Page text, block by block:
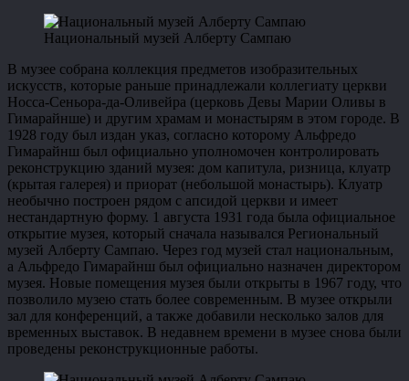
Национальный музей Алберту Сампаю
В музее собрана коллекция предметов изобразительных
искусств, которые раньше принадлежали коллегиату церкви
Носса-Сеньора-да-Оливейра (церковь Девы Марии Оливы в
Гимарайнше) и другим храмам и монастырям в этом городе. В
1928 году был издан указ, согласно которому Альфредо
Гимарайнш был официально уполномочен контролировать
реконструкцию зданий музея: дом капитула, ризница, клуатр
(крытая галерея) и приорат (небольшой монастырь). Клуатр
необычно построен рядом с апсидой церкви и имеет
нестандартную форму. 1 августа 1931 года была официальное
открытие музея, который сначала назывался Региональный
музей Алберту Сампаю. Через год музей стал национальным,
а Альфредо Гимарайнш был официально назначен директором
музея. Новые помещения музея были открыты в 1967 году, что
позволило музею стать более современным. В музее открыли
зал для конференций, а также добавили несколько залов для
временных выставок. В недавнем времени в музее снова были
проведены реконструкционные работы.